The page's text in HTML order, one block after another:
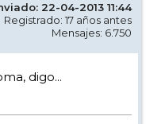
22-04-2013 11:44
Registrado: 17 años antes
Mensajes: 6.750
digo...